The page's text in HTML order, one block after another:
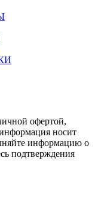
офертой,
носит
информацию о
подтверждения